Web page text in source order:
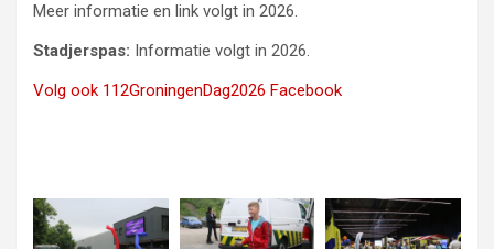
Meer informatie en link volgt in 2026.
Stadjerspas: Informatie volgt in 2026.
Volg ook 112GroningenDag2026 Facebook